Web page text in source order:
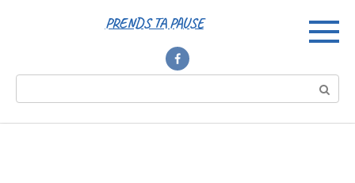
PRENDS TA PAUSE